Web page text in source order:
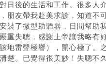
日後的生活和工作。很多人
朋友帶我赴美求診，知道不
裝了微型助聽器，日間幫助
重失聰，感謝上帝讓我略有
地雷聲極響），開心極了。
楚。已覺得很美妙！失聰不